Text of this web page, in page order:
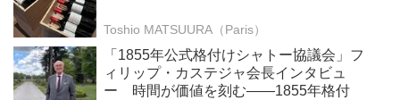
Toshio MATSUURA（Paris）
「1855年公式格付けシャトー協議会」フ
ィリップ・カステジャ会長インタビュ
ー 時間が価値を刻む——1855年格付